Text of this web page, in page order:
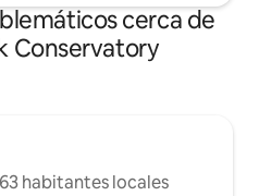
cerca de
Conservatory
habitantes locales